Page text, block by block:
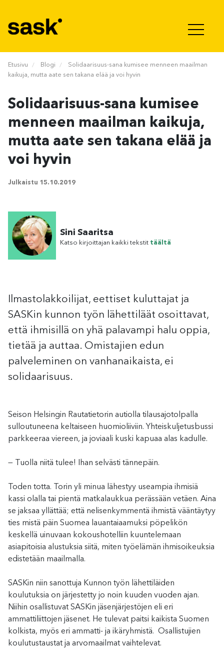
Etusivu Blogi
Solidaarisuus-sana kumisee menneen maailman
kaikuja, mutta aate sen takana elää ja voi hyvin
Sini Saaritsa
Katso kirjoittajan kaikki tekstit täältä
Solidaarisuus-sana kumisee
menneen maailman kaikuja,
mutta aate sen takana elää ja
voi hyvin
Julkaistu 15.10.2019
Ilmastolakkoilijat, eettiset kuluttajat ja
SASKin kunnon työn lähettiläät osoittavat,
että ihmisillä on yhä palavampi halu oppia,
tietää ja auttaa. Omistajien edun
palveleminen on vanhanaikaista, ei
solidaarisuus.
Seison Helsingin Rautatietorin autiolla tilausajotolpalla
sulloutuneena keltaiseen huomioliiviin. Yhteiskuljetusbussi
parkkeeraa viereen, ja joviaali kuski kapuaa alas kadulle.
— Tuolla niitä tulee! Ihan selvästi tännepäin.
Toden totta. Torin yli minua lähestyy useampia ihmisiä
kassi olalla tai pientä matkalaukkua perässään vetäen. Aina
se jaksaa yllättää; että nelisenkymmentä ihmistä vääntäytyy
ties mistä päin Suomea lauantaiaamuksi pöpelikön
keskellä uinuvaan kokoushotelliin kuuntelemaan
asiapitoisia alustuksia siitä, miten työelämän ihmisoikeuksia
edistetään maailmalla.
SASKin niin sanottuja Kunnon työn lähettiläiden
koulutuksia on järjestetty jo noin kuuden vuoden ajan.
Niihin osallistuvat SASKin jäsenjärjestöjen eli eri
ammattiliittojen jäsenet. He tulevat paitsi kaikista Suomen
kolkista, myös eri ammatti- ja ikäryhmistä. Osallistujien
koulutustaustat ja arvomaailmat vaihtelevat.